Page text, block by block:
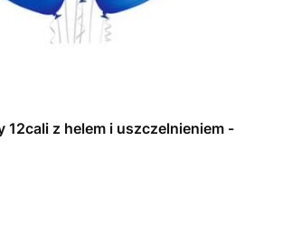
z helem i uszczelnieniem -